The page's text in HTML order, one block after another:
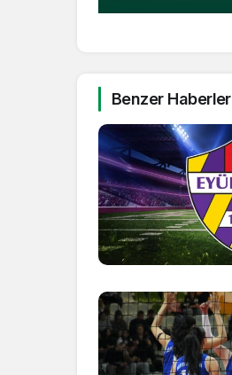
Benzer Haberler